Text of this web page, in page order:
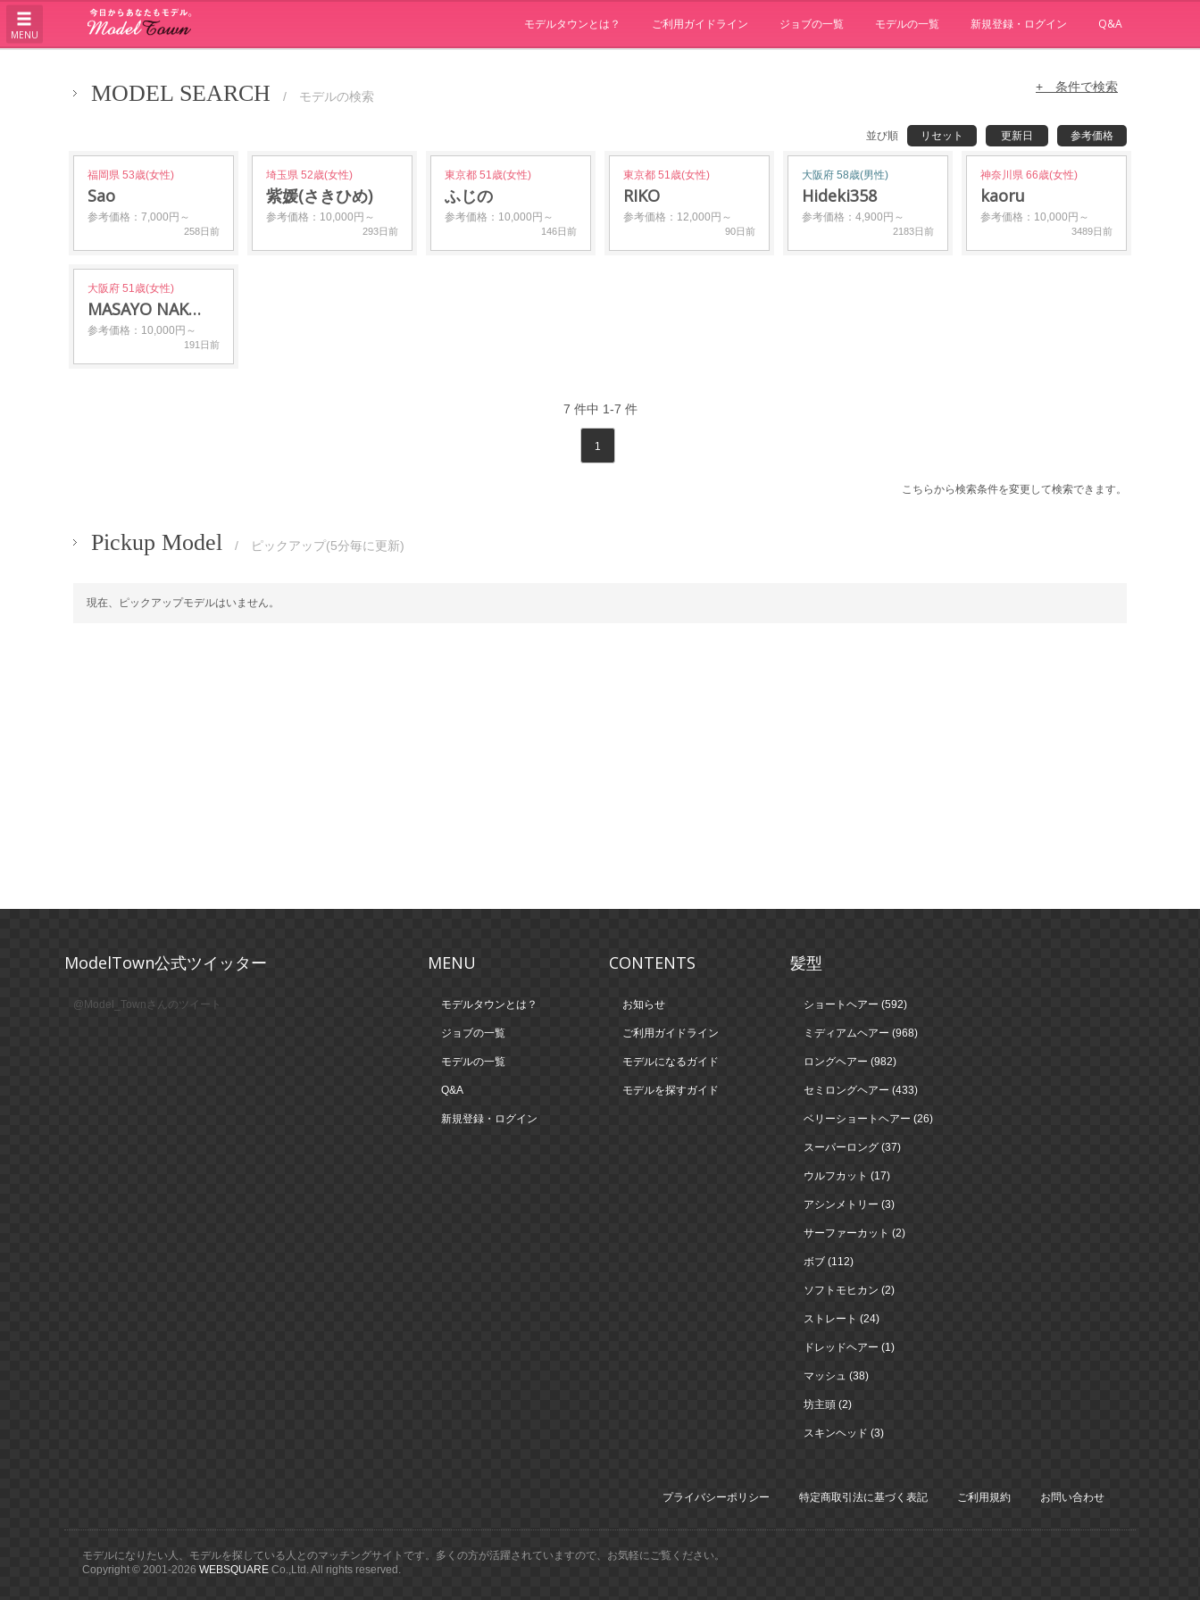
MENU
モデルタウンとは？ ご利用ガイドライン ジョブの一覧 モデルの一覧 新規登録・ログイン Q&A
MODEL SEARCH / モデルの検索
+ 条件で検索
並び順 リセット 更新日 参考価格
福岡県 53歳(女性)
Sao
参考価格：7,000円～
258日前
埼玉県 52歳(女性)
紫媛(さきひめ)
参考価格：10,000円～
293日前
東京都 51歳(女性)
ふじの
参考価格：10,000円～
146日前
東京都 51歳(女性)
RIKO
参考価格：12,000円～
90日前
大阪府 58歳(男性)
Hideki358
参考価格：4,900円～
2183日前
神奈川県 66歳(女性)
kaoru
参考価格：10,000円～
3489日前
大阪府 51歳(女性)
MASAYO NAK…
参考価格：10,000円～
191日前
7 件中 1-7 件
1
こちらから検索条件を変更して検索できます。
Pickup Model / ピックアップ(5分毎に更新)
現在、ピックアップモデルはいません。
ModelTown公式ツイッター
@Model_Townさんのツイート
MENU
モデルタウンとは？
ジョブの一覧
モデルの一覧
Q&A
新規登録・ログイン
CONTENTS
お知らせ
ご利用ガイドライン
モデルになるガイド
モデルを探すガイド
髪型
ショートヘアー (592)
ミディアムヘアー (968)
ロングヘアー (982)
セミロングヘアー (433)
ベリーショートヘアー (26)
スーパーロング (37)
ウルフカット (17)
アシンメトリー (3)
サーファーカット (2)
ボブ (112)
ソフトモヒカン (2)
ストレート (24)
ドレッドヘアー (1)
マッシュ (38)
坊主頭 (2)
スキンヘッド (3)
プライバシーポリシー 特定商取引法に基づく表記 ご利用規約 お問い合わせ
モデルになりたい人、モデルを探している人とのマッチングサイトです。多くの方が活躍されていますので、お気軽にご覧ください。
Copyright © 2001-2026 WEBSQUARE Co.,Ltd. All rights reserved.